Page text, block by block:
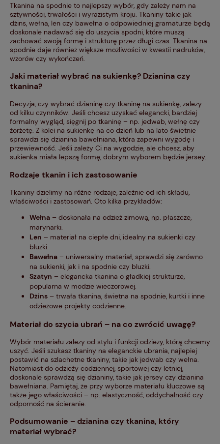
Tkanina na spodnie to najlepszy wybór, gdy zależy nam na
sztywności, trwałości i wyrazistym kroju. Tkaniny takie jak
dżins, wełna, len czy bawełna o odpowiedniej gramaturze będą
doskonale nadawać się do uszycia spodni, które muszą
zachować swoją formę i strukturę przez długi czas. Tkanina na
spodnie daje również większe możliwości w kwestii nadruków,
wzorów czy wykończeń.
Jaki materiał wybrać na sukienkę? Dzianina czy
tkanina?
Decyzja, czy wybrać dzianinę czy tkaninę na sukienkę, zależy
od kilku czynników. Jeśli chcesz uzyskać elegancki, bardziej
formalny wygląd, sięgnij po tkaninę – np. jedwab, wełnę czy
żorżetę. Z kolei na sukienkę na co dzień lub na lato świetnie
sprawdzi się dzianina bawełniana, która zapewni wygodę i
przewiewność. Jeśli zależy Ci na wygodzie, ale chcesz, aby
sukienka miała lepszą formę, dobrym wyborem będzie jersey.
Rodzaje tkanin i ich zastosowanie
Tkaniny dzielimy na różne rodzaje, zależnie od ich składu,
właściwości i zastosowań. Oto kilka przykładów:
Wełna – doskonała na odzież zimową, np. płaszcze,
marynarki.
Len – materiał na ciepłe dni, idealny na sukienki czy
bluzki.
Bawełna – uniwersalny materiał, sprawdzi się zarówno
na sukienki, jak i na spodnie czy bluzki.
Szatyn – elegancka tkanina o gładkiej strukturze,
popularna w modzie wieczorowej.
Dżins – trwała tkanina, świetna na spodnie, kurtki i inne
odzieżowe projekty codzienne.
Materiał do szycia ubrań – na co zwrócić uwagę?
Wybór materiału zależy od stylu i funkcji odzieży, którą chcemy
uszyć. Jeśli szukasz tkaniny na eleganckie ubrania, najlepiej
postawić na szlachetne tkaniny, takie jak jedwab czy wełna.
Natomiast do odzieży codziennej, sportowej czy letniej,
doskonale sprawdzą się dzianiny, takie jak jersey czy dzianina
bawełniana. Pamiętaj, że przy wyborze materiału kluczowe są
także jego właściwości – np. elastyczność, oddychalność czy
odporność na ścieranie.
Podsumowanie – dzianina czy tkanina, który
materiał wybrać?